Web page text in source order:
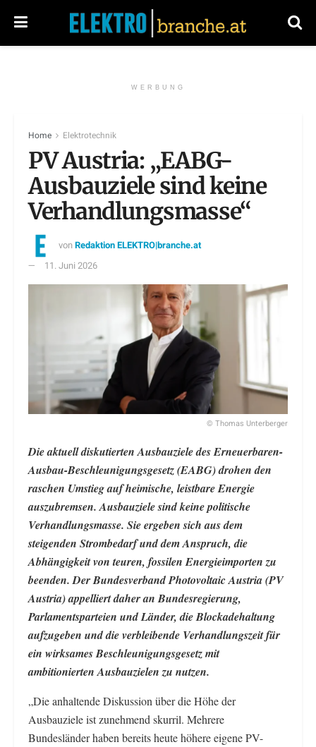
WERBUNG
Home Elektrotechnik
PV Austria: „EABG-
Ausbauziele sind keine
Verhandlungsmasse“
vonRedaktion ELEKTRO|branche.at
11. Juni 2026
© Thomas Unterberger
Die aktuell diskutierten Ausbauziele des Erneuerbaren-
Ausbau-Beschleunigungsgesetz (EABG) drohen den
raschen Umstieg auf heimische, leistbare Energie
auszubremsen. Ausbauziele sind keine politische
Verhandlungsmasse. Sie ergeben sich aus dem
steigenden Strombedarf und dem Anspruch, die
Abhängigkeit von teuren, fossilen Energieimporten zu
beenden. Der Bundesverband Photovoltaic Austria (PV
Austria) appelliert daher an Bundesregierung,
Parlamentsparteien und Länder, die Blockadehaltung
aufzugeben und die verbleibende Verhandlungszeit für
ein wirksames Beschleunigungsgesetz mit
ambitionierten Ausbauzielen zu nutzen.
„Die anhaltende Diskussion über die Höhe der
Ausbauziele ist zunehmend skurril. Mehrere
Bundesländer haben bereits heute höhere eigene PV-